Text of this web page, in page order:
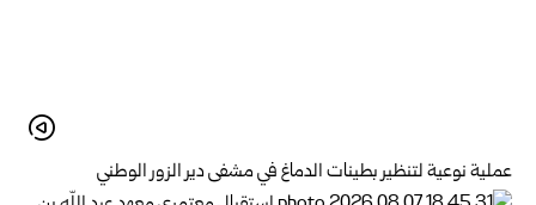
عملية نوعية لتنظير بطينات الدماغ في مشفى دير الزور الوطني